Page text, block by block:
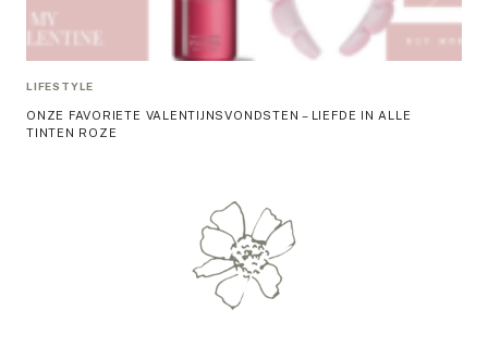
LIFESTYLE
ONZE FAVORIETE VALENTIJNSVONDSTEN – LIEFDE IN ALLE
TINTEN ROZE